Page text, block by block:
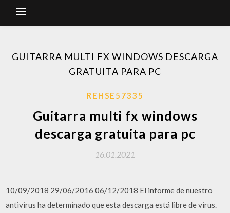
GUITARRA MULTI FX WINDOWS DESCARGA
GRATUITA PARA PC
REHSE57335
Guitarra multi fx windows
descarga gratuita para pc
16.01.2021
10/09/2018 29/06/2016 06/12/2018 El informe de nuestro
antivirus ha determinado que esta descarga está libre de virus.